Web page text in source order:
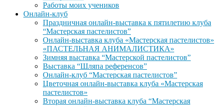
Работы моих учеников
Онлайн-клуб
Праздничная онлайн-выставка к пятилетию клуба
“Мастерская пастелистов”
Онлайн-выставка клуба «Мастерская пастелистов»
«ПАСТЕЛЬНАЯ АНИМАЛИСТИКА»
Зимняя выставка “Мастерской пастелистов”
Выставка “Шляпа референсов”
Онлайн-клуб “Мастерская пастелистов”
Цветочная онлайн-выставка клуба «Мастерская
пастелистов»
Вторая онлайн-выставка клуба “Мастерская